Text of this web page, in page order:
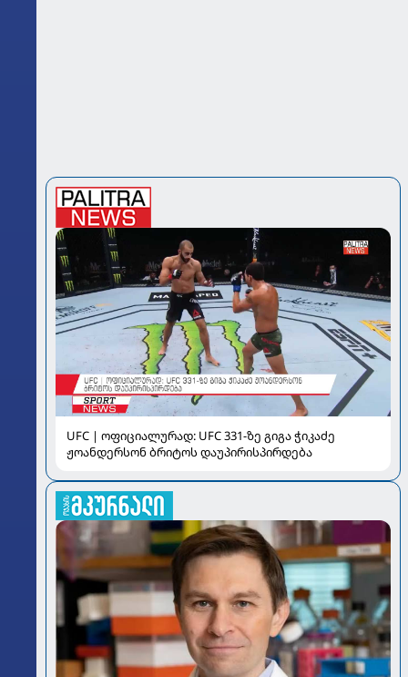
UFC | ოფიციალურად: UFC 331-ზე გიგა ჭიკაძე
ჟოანდერსონ ბრიტოს დაუპირისპირდება